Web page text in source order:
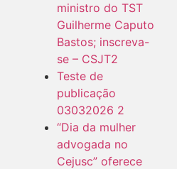
ministro do TST
Guilherme Caputo
Bastos; inscreva-
se – CSJT2
Teste de
publicação
03032026 2
“Dia da mulher
advogada no
Cejusc” oferece